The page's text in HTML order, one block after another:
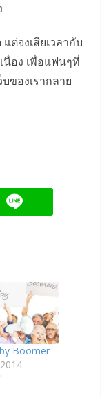
ต่จงเสียเวลากับ
อง เพื่อแฟนๆที่
ของเรากลาย
Boomer